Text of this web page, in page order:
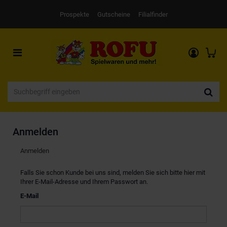
Prospekte Gutscheine Filialfinder
Toggle
navigation
Anmelden
Anmelden
Falls Sie schon Kunde bei uns sind, melden Sie sich bitte hier mit
Ihrer E-Mail-Adresse und Ihrem Passwort an.
E-Mail